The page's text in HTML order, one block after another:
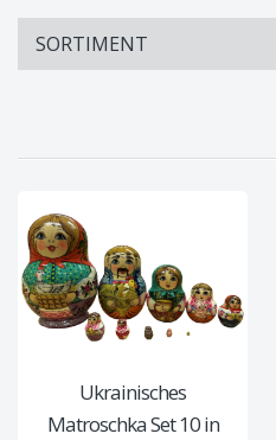
SORTIMENT
Ukrainisches
Matroschka Set 10 in